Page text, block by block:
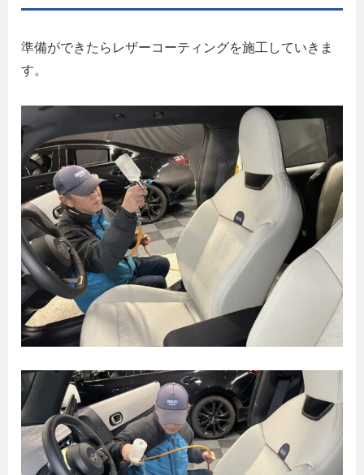
準備ができたらレザーコーティングを施工していきま
す。